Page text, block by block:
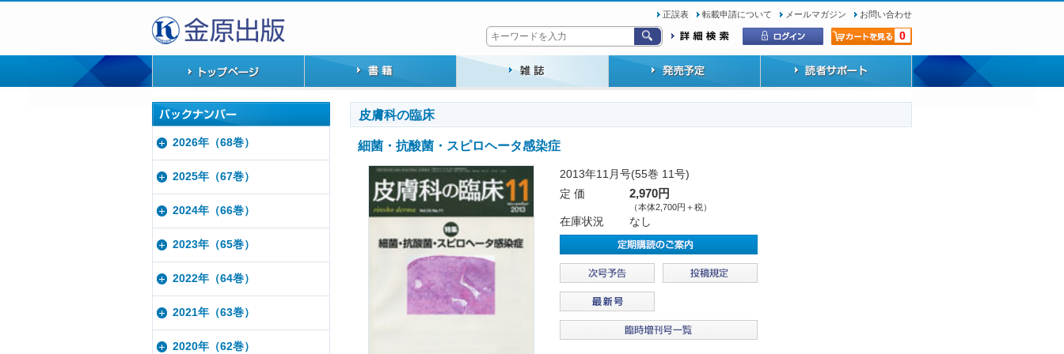
正誤表 転載申請について メールマガジン お問い合わせ
0
皮膚科の臨床
細菌・抗酸菌・スピロヘータ感染症
2013年11月号(55巻 11号)
定 価
2,970円
（本体2,700円＋税）
在庫状況 なし
2026年（68巻）
2025年（67巻）
2024年（66巻）
2023年（65巻）
2022年（64巻）
2021年（63巻）
2020年（62巻）